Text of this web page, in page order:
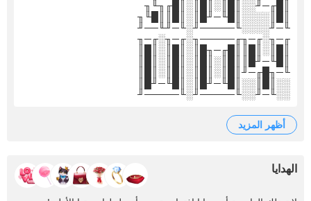
║█╓─╜░░║█║░║█║░║█╓╖╙╖
║█║░░░░║█╙─╜█║░║█║║█╙╖
╙─╜░░░░╙─────╜░╙─╜╙──╜
╓─╖░╓─╖╓─────╖░╓─╖░╓─╖
║█║░║█║║█╓─╖█║░║█║░║█║
║█╙─╜█║║█║░║█║░║█║░║█║
╙─╖█╓─╜║█║░║█║░║█║░║█║
░░║█║░░║█╙─╜█║░║█╙─╜█║
░░╙─╜░░╙─────╜░╙─────╜
أظهر المزيد
الهدايا